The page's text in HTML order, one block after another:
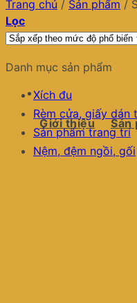
Giới thiệu Sản
Trang chủ / Sản phẩm /
Lọc
Danh mục sản phẩm
Xích đu
Rèm cửa, giấy dán
Sản phẩm trang trí
Nệm, đệm ngồi, gối